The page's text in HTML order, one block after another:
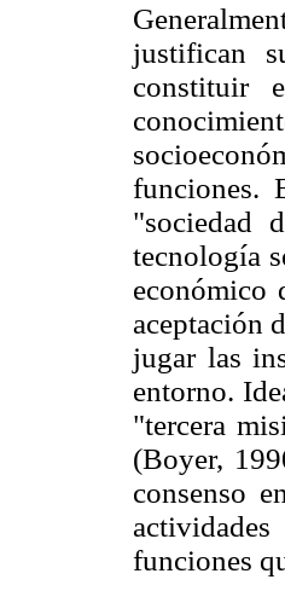
justifican
constituir
funciones.
"sociedad
tecnología
económico
aceptación
jugar las
entorno.
"tercera
(Boyer,
consenso
funciones